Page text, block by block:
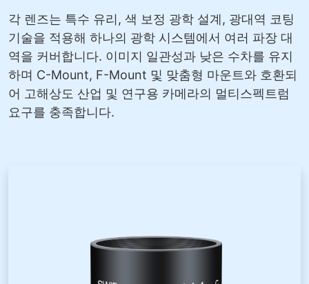
각 렌즈는 특수 유리, 색 보정 광학 설계, 광대역 코팅
기술을 적용해 하나의 광학 시스템에서 여러 파장 대
역을 커버합니다. 이미지 일관성과 낮은 수차를 유지
하며 C-Mount, F-Mount 및 맞춤형 마운트와 호환되
어 고해상도 산업 및 연구용 카메라의 멀티스펙트럼
요구를 충족합니다.